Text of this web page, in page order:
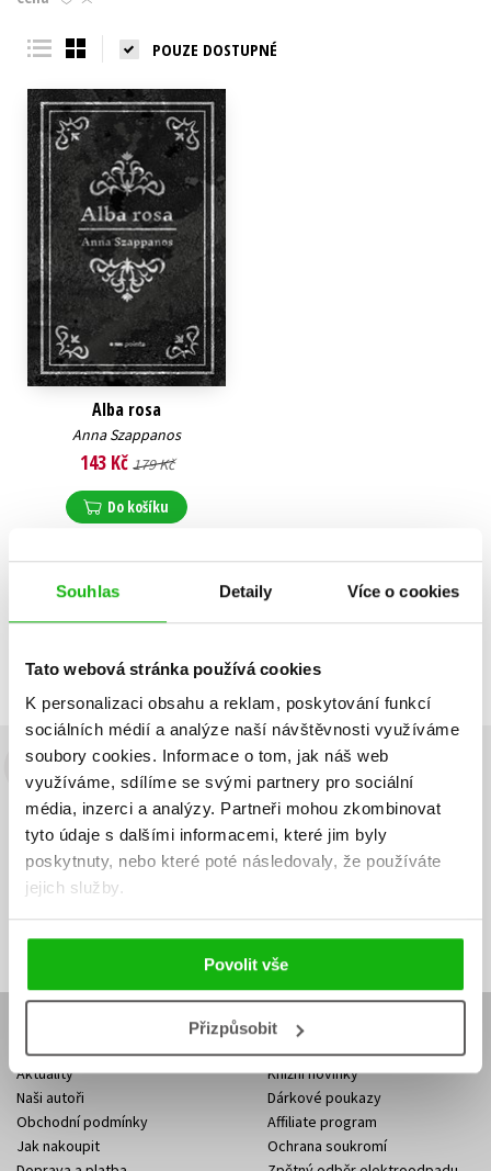
Souhlas Detaily Více o cookies
Tato webová stránka používá cookies
K personalizaci obsahu a reklam, poskytování funkcí
sociálních médií a analýze naší návštěvnosti využíváme
soubory cookies. Informace o tom, jak náš web
využíváme, sdílíme se svými partnery pro sociální
média, inzerci a analýzy. Partneři mohou zkombinovat
tyto údaje s dalšími informacemi, které jim byly
poskytnuty, nebo které poté následovaly, že používáte
jejich služby.
Povolit vše
Přizpůsobit
Young adult (SK)
POUZE DOSTUPNÉ
Alba rosa
Anna Szappanos
143 Kč 179 Kč
Do košíku
Zobrazuji 1 až 1 z celkem 1 záznamů
Předchozí 1 Další
Budete to vědět jako první!
Zajímá Vás, jaký knižní hit právě vychází, na jaké zboží je výhodná
sleva, jaká běží soutěž o ceny? Přihlášením k odběru našich e-
mailových novineksouhlasíte se zpracováním osobních údajů.
mailová
adresa
mailová
adresa
Vaše e-mailová adresa Přihlásit se
Aktuality
Naši autoři
Obchodní podmínky
Jak nakoupit
Knižní novinky
Dárkové poukazy
Affiliate program
Ochrana soukromí